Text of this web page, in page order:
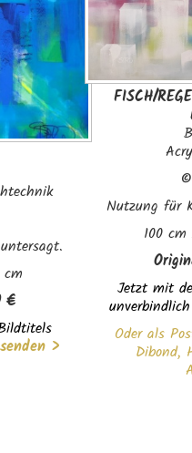
€
>
FISCH/
Nutzung für
100
Jetzt mit
Oder als
Dibond,